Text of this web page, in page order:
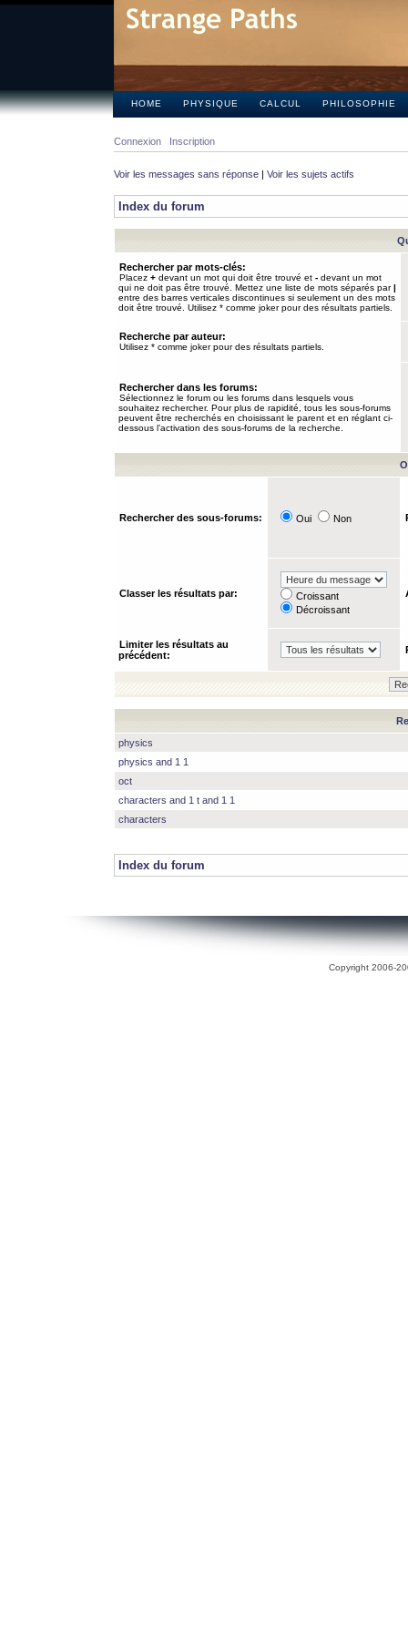
HOME PHYSIQUE CALCUL PHILOSOPHIE
Connexion Inscription
Voir les messages sans réponse | Voir les sujets actifs
Index du forum
Rechercher par mots-clés:
Placez + devant un mot qui doit être trouvé et - devant un mot
qui ne doit pas être trouvé. Mettez une liste de mots séparés par|
entre des barres verticales discontinues si seulement un des mots
doit être trouvé. Utilisez * comme joker pour des résultats partiels.
Recherche par auteur:
Utilisez * comme joker pour des résultats partiels.
Rechercher dans les forums:
Sélectionnez le forum ou les forums dans lesquels vous
souhaitez rechercher. Pour plus de rapidité, tous les sous-forums
peuvent être recherchés en choisissant le parent et en réglant ci-
dessous l’activation des sous-forums de la recherche.
Rechercher des sous-forums: Oui Non
Classer les résultats par:
Croissant
Décroissant
Limiter les résultats au
précédent:
physics
physics and 1 1
oct
characters and 1 t and 1 1
characters
Index du forum
Copyright 2006-